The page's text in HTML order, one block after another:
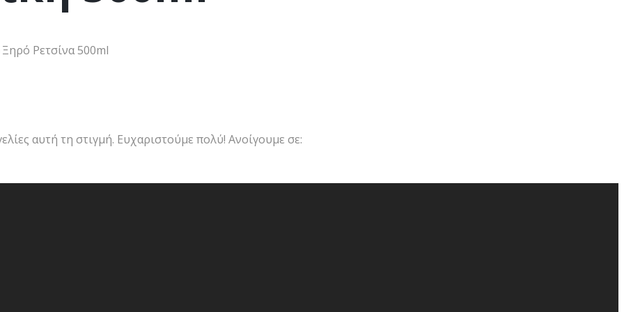
Ρετσίνα 500ml
αυτή τη στιγμή. Ευχαριστούμε πολύ! Ανοίγουμε σε: